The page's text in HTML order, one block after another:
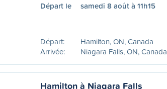
Départ le samedi 8 août à 11h15
Départ:
Hamilton, ON, Canada
Arrivée:
Niagara Falls, ON, Canada
Hamilton à Niagara Falls